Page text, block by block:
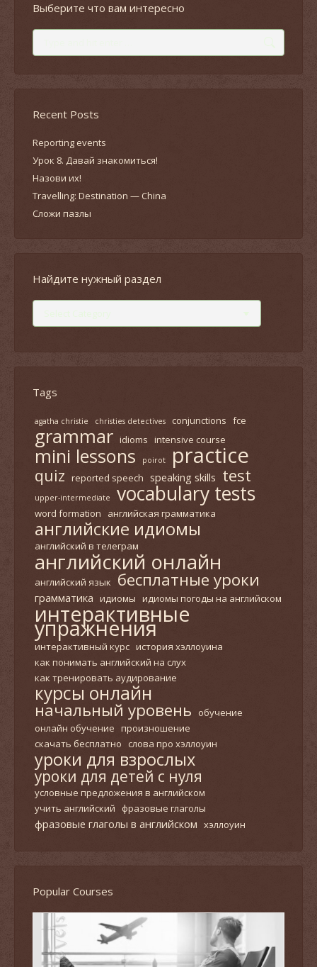
Выберите что вам интересно
Search:
Recent Posts
Reporting events
Урок 8. Давай знакомиться!
Назови их!
Travelling: Destination — China
Сложи пазлы
Найдите нужный раздел
Найдите
Tags
agatha christie christies detectives conjunctions fce
grammar idioms intensive course
mini lessons poirot practice
quiz reported speech speaking skills test
upper-intermediate vocabulary tests
word formation английская грамматика
английские идиомы
английский в телеграм
английский онлайн
английский язык бесплатные уроки
грамматика идиомы идиомы погоды на английском
интерактивные
упражнения
интерактивный курс история хэллоуина
как понимать английский на слух
как тренировать аудирование
курсы онлайн
начальный уровень обучение
онлайн обучение произношение
скачать бесплатно
слова про хэллоуин
уроки для взрослых
уроки для детей с нуля
условные предложения в английском
учить английский
фразовые глаголы
фразовые глаголы в английском хэллоуин
Popular Courses